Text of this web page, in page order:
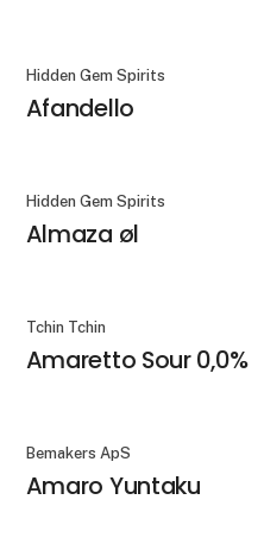
Hidden Gem Spirits
Afandello
Hidden Gem Spirits
Almaza øl
Tchin Tchin
Amaretto Sour 0,0%
Bemakers ApS
Amaro Yuntaku